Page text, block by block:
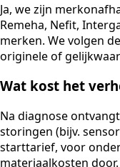
Ja, we zijn
Remeha, Nefit,
merken. We volgen
originele of
Wat kost het
Na diagnose
storingen (bijv.
starttarief, voor
materiaalkosten